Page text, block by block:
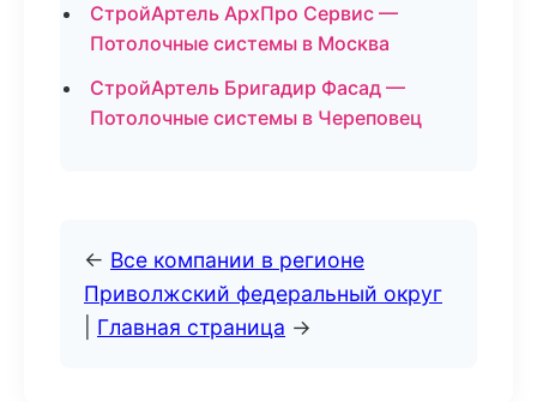
СтройАртель АрхПро Сервис —
Потолочные системы в Москва
СтройАртель Бригадир Фасад —
Потолочные системы в Череповец
← Все компании в регионе
Приволжский федеральный округ
Главная страница →